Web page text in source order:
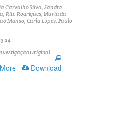
Carvalho Silva, Sandra
Rita Rodrigues, Maria da
Manso, Carla Lopes, Paulo
24
Original
Download